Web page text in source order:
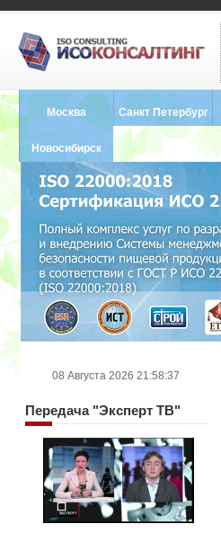
Москва Санкт Петербург
8 (812) 748-2493
Новосибирск
8 (383) 227-8449
08 Августа 2026 21:58:37
Передача"Эксперт ТВ"